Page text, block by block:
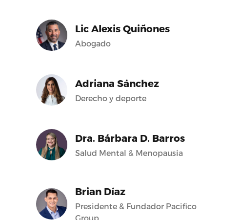
Lic Alexis Quiñones
Abogado
Adriana Sánchez
Derecho y deporte
Dra. Bárbara D. Barros
Salud Mental & Menopausia
Brian Díaz
Presidente & Fundador Pacifico
Group